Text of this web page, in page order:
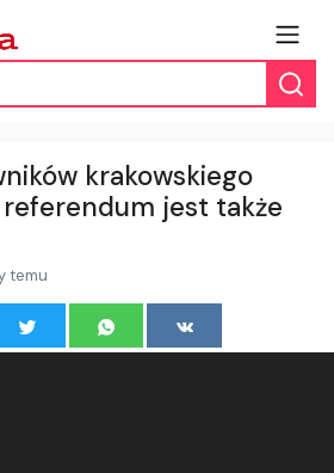
krakowskiego
jest także
temu